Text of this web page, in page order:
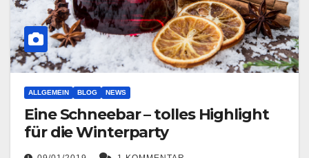
ALLGEMEIN BLOG NEWS
Eine Schneebar – tolles Highlight
für die Winterparty